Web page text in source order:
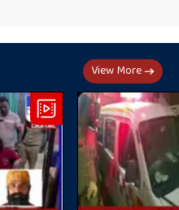
View More